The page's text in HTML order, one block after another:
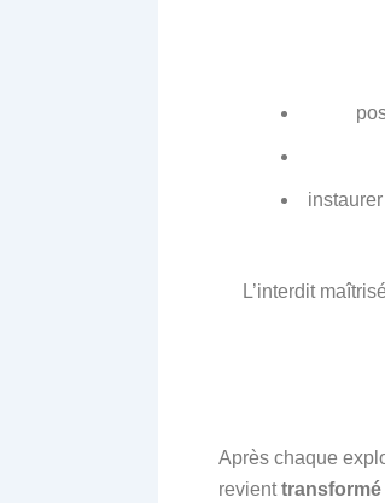
L’interdit
Après chaque
revient